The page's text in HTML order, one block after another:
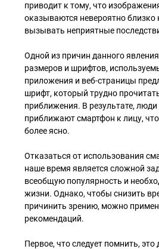
приводит к тому, что
оказываются невероятно близко
вызывать неприятные
Одной из причин данного
размеров и шрифтов,
приложения и веб-страницы
шрифт, который трудно
приближения. В результате,
приближают смартфон к лицу,
более ясно.
Отказаться от использования
наше время является сложной
всеобщую популярность и
жизни. Однако, чтобы снизить
причинить зрению, можно
рекомендаций.
Первое, что следует помнить,